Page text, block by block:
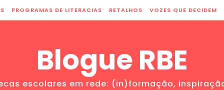
PROGRAMAS DE LITERACIAS RETALHOS VOZES QUE DECIDEM
Blogue RBE
escolares em rede: (in)formação,